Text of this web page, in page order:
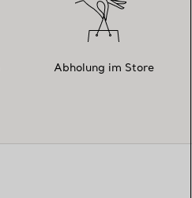
Abholung im Store